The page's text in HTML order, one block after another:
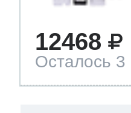
12468
Осталось 3